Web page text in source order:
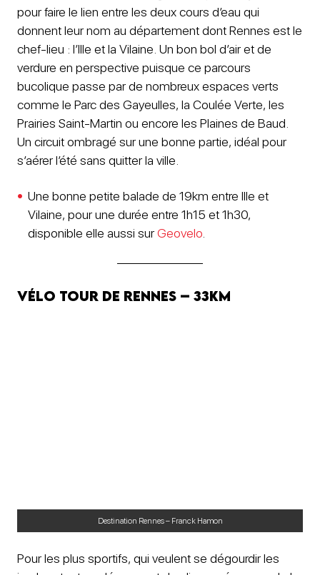
pour faire le lien entre les deux cours d’eau qui
donnent leur nom au département dont Rennes est le
chef-lieu : l’Ille et la Vilaine. Un bon bol d’air et de
verdure en perspective puisque ce parcours
bucolique passe par de nombreux espaces verts
comme le Parc des Gayeulles, la Coulée Verte, les
Prairies Saint-Martin ou encore les Plaines de Baud.
Un circuit ombragé sur une bonne partie, idéal pour
s’aérer l’été sans quitter la ville.
Une bonne petite balade de 19km entre Ille et
Vilaine, pour une durée entre 1h15 et 1h30,
disponible elle aussi surGeovelo
Vélo tour de Rennes – 33km
Destination Rennes – Franck Hamon
Pour les plus sportifs, qui veulent se dégourdir les